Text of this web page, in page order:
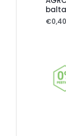
€0,40